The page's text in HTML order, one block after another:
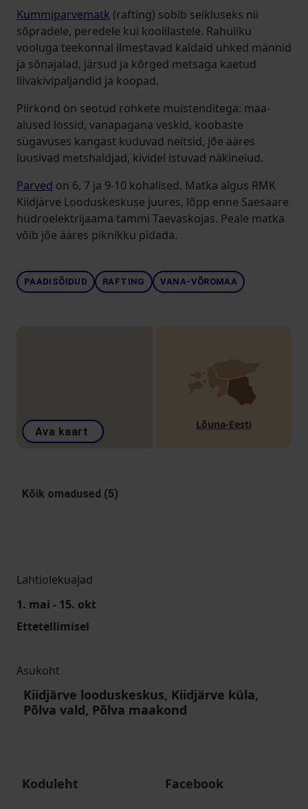
Kummiparvematk (rafting) sobib seikluseks nii
sõpradele, peredele kui koolilastele. Rahuliku
vooluga teekonnal ilmestavad kaldaid uhked männid
ja sõnajalad, järsud ja kõrged metsaga kaetud
liivakivipaljandid ja koopad.
Piirkond on seotud rohkete muistenditega: maa-
alused lossid, vanapagana veskid, koobaste
sügavuses kangast kuduvad neitsid, jõe ääres
luusivad metshaldjad, kividel istuvad näkineiud.
Parved on 6, 7 ja 9-10 kohalised. Matka algus RMK
Kiidjärve Looduskeskuse juures, lõpp enne Saesaare
hüdroelektrijaama tammi Taevaskojas. Peale matka
võib jõe ääres piknikku pidada.
PAADISÕIDUD RAFTING VANA-VÕROMAA
Ava kaart
Lõuna-Eesti
Kõik omadused (5)
Lahtiolekuajad
1. mai - 15. okt
Ettetellimisel
Asukoht
Kiidjärve looduskeskus, Kiidjärve küla,
Põlva vald, Põlva maakond
Koduleht
Facebook